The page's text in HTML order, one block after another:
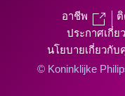
อาชีพ
ประกาศเกี่ย
นโยบายเกี่ยวกับ
© Koninklijke